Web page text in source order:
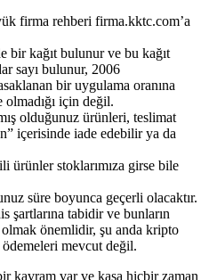
firma rehberi firma.kktc.com’a
bir kağıt bulunur ve bu kağıt
sayı bulunur, 2006
bir uygulama oranına
için değil.
olduğunuz ürünleri, teslimat
içerisinde iade edebilir ya da
ürünler stoklarımıza girse bile
süre boyunca geçerli olacaktır.
şartlarına tabidir ve bunların
olmak önemlidir, şu anda kripto
mevcut değil.
kavram var ve kasa hiçbir zaman